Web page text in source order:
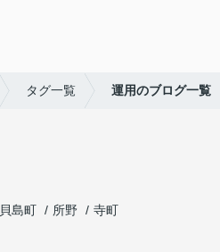
タグ一覧 運用のブログ一覧
貝島町 所野
寺町